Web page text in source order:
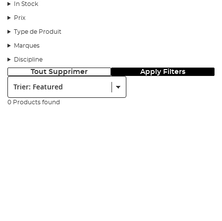
In Stock
Prix
Type de Produit
Marques
Discipline
Tout Supprimer Apply Filters
0 Products found